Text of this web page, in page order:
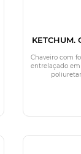
em
Chaveiro com
entrelaçado em